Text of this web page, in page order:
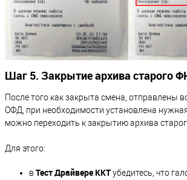
Шаг 5. Закрытие архива старого
После того как закрыта смена, отправлены
ОФД, при необходимости установлена
можно переходить к закрытию архива
Для этого:
в Тест Драйвере ККТубедитесь, что